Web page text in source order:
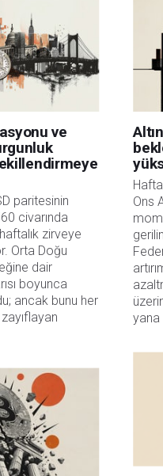
sınırlama olmaksızın herhangi bir
ve
paritesinin
civarında
zirveye
Orta Doğu
dair
boyunca
ancak bunu her
Ons
yana